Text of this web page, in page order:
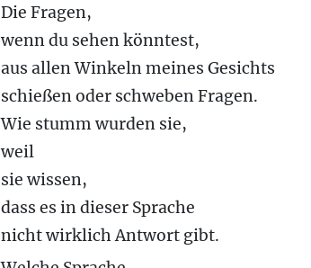
Die Fragen,
wenn du sehen könntest,
aus allen Winkeln meines Gesichts
schießen oder schweben Fragen.
Wie stumm wurden sie,
weil
sie wissen,
dass es in dieser Sprache
nicht wirklich Antwort gibt.